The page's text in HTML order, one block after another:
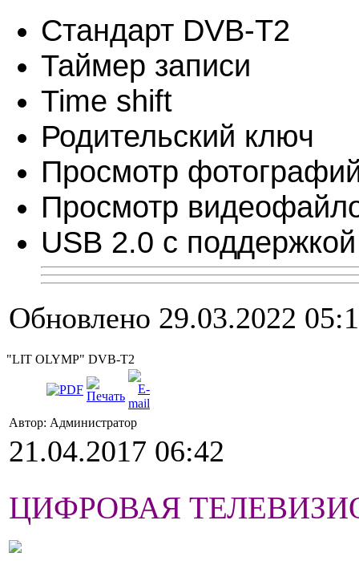
Стандарт DVB-T2
Таймер записи
Time shift
Родительский ключ
Просмотр
Просмотр
USB 2.0 с
Обновлено 29.03.2022
"LIT OLYMP" DVB-T2
Автор: Администратор
21.04.2017 06:42
ЦИФРОВАЯ